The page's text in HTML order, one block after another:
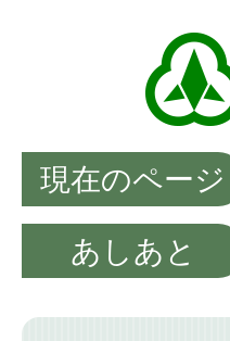
現在のページ
あしあと